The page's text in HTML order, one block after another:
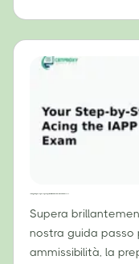
Supera
nostra guida passo
ammissibilità, la